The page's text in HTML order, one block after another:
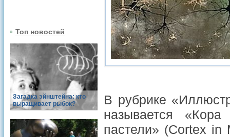
Топ новостей
Загадка эйнштейна: кто
выращивает рыбок?
В рубрике
называется
пастели» (Cortex